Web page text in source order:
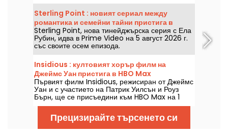
Sterling Point : новият сериал между
романтика и семейни тайни пристига в
Prime Video
Sterling Point, нова тинейджърска серия с Ела
Рубин, идва в Prime Video на 5 август 2026 г.
със своите осем епизода.
Insidious : култовият хорър филм на
Джеймс Уан пристига в HBO Max
Първият филм Insidious, режисиран от Джеймс
Уан и с участието на Патрик Уилсън и Роуз
Бърн, ще се присъедини към HBO Max на 1
август 2026 г.
Прецизирайте търсенето си